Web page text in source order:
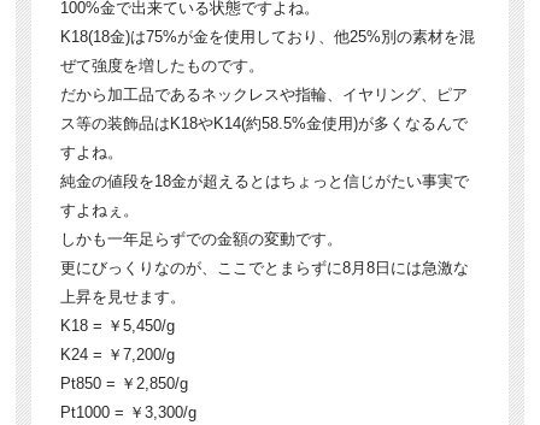
100%金で出来ている状態ですよね。
K18(18金)は75%が金を使用しており、他25%別の素材を混
ぜて強度を増したものです。
だから加工品であるネックレスや指輪、イヤリング、ピア
ス等の装飾品はK18やK14(約58.5%金使用)が多くなるんで
すよね。
純金の値段を18金が超えるとはちょっと信じがたい事実で
すよねぇ。
しかも一年足らずでの金額の変動です。
更にびっくりなのが、ここでとまらずに8月8日には急激な
上昇を見せます。
K18 = ￥5,450/g
K24 = ￥7,200/g
Pt850 = ￥2,850/g
Pt1000 = ￥3,300/g